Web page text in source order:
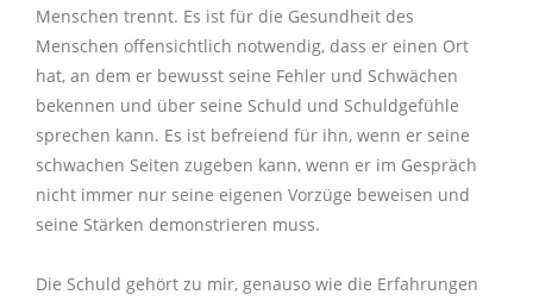
Menschen trennt. Es ist für die Gesundheit des
Menschen offensichtlich notwendig, dass er einen Ort
hat, an dem er bewusst seine Fehler und Schwächen
bekennen und über seine Schuld und Schuldgefühle
sprechen kann. Es ist befreiend für ihn, wenn er seine
schwachen Seiten zugeben kann, wenn er im Gespräch
nicht immer nur seine eigenen Vorzüge beweisen und
seine Stärken demonstrieren muss.
Die Schuld gehört zu mir, genauso wie die Erfahrungen